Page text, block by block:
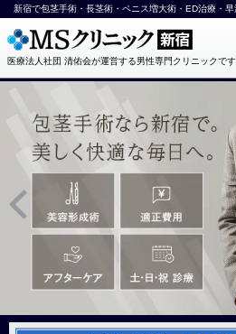
新宿で包茎手術・長茎術・ペニス増大術・ED治療・
医療法人社団 清佑会が運営する男性専門クリニックです